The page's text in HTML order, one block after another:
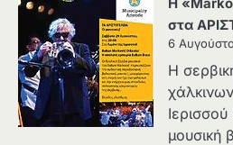
Η
στα
6
Η
μουσική